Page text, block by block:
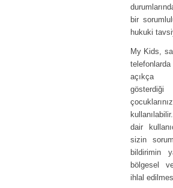
bir
hukuki
My Kids,
açıkça
dair
sizin
bildirimin
bölgesel
ihlal